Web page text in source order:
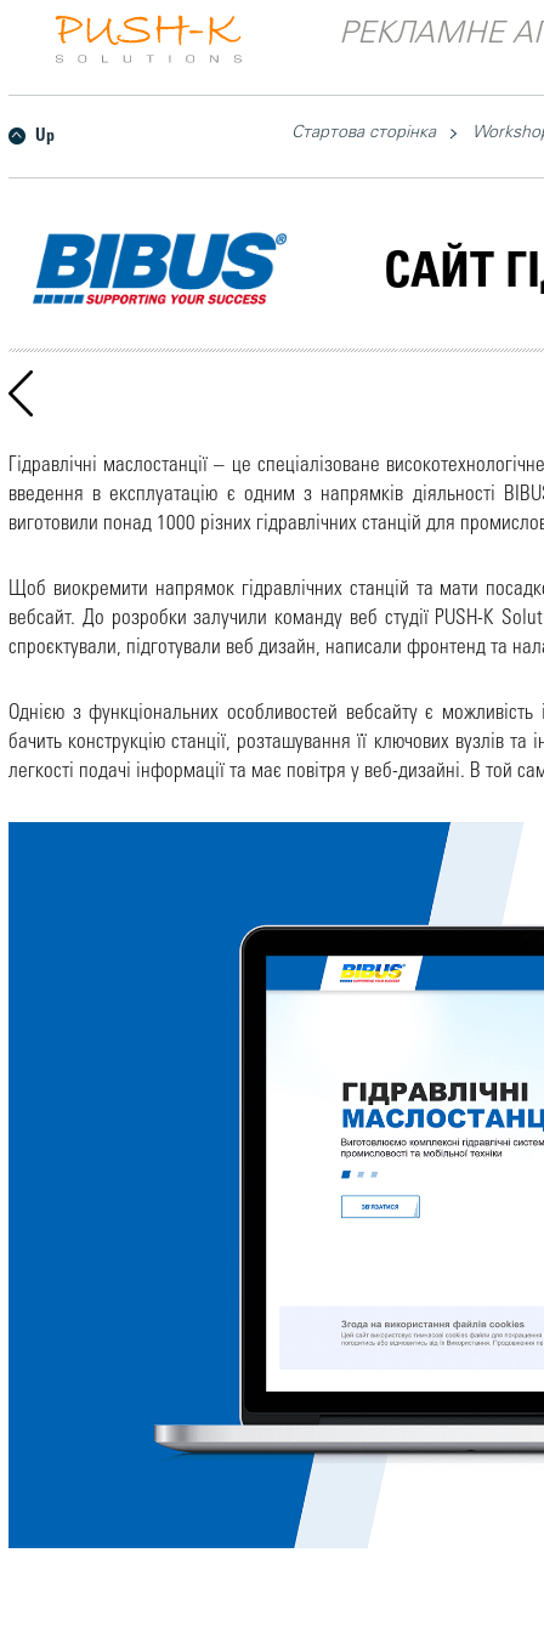
РЕКЛАМНЕ
Up Стартова сторінка
САЙТ
Гідравлічні маслостанції – це спеціалізоване
введення в експлуатацію є одним з напрямків діяльності
виготовили понад 1000 різних гідравлічних станцій для
Щоб виокремити напрямок гідравлічних станцій та мати
вебсайт. До розробки залучили команду веб студії PUSH-K
спроєктували, підготували веб дизайн, написали фронтенд та
Однією з функціональних особливостей вебсайту є можливість
бачить конструкцію станції, розташування її ключових вузлів
легкості подачі інформації та має повітря у веб-дизайні. В